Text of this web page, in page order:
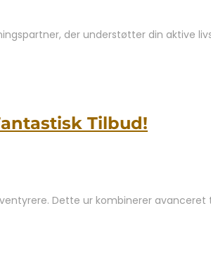
der understøtter din aktive
Tilbud!
Dette ur kombinerer